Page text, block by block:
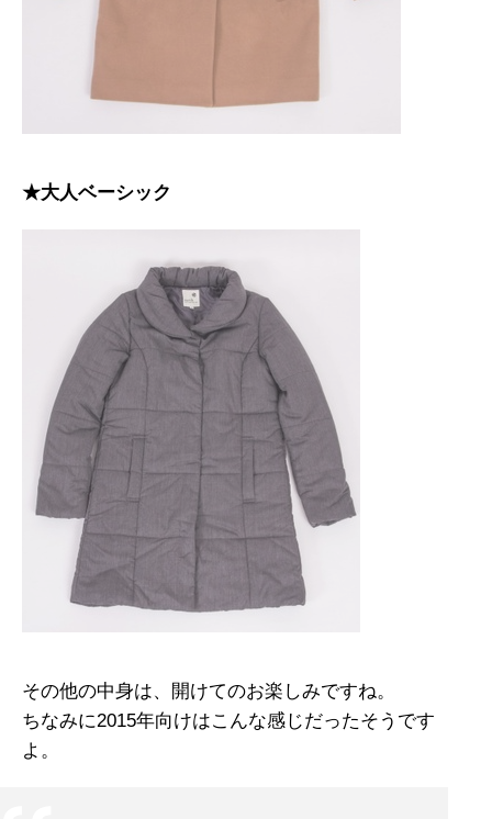
★大人ベーシック
その他の中身は、開けてのお楽しみですね。
ちなみに2015年向けはこんな感じだったそうです
よ。